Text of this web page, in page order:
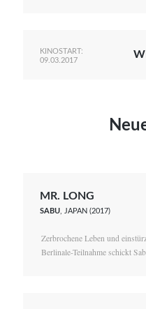
KINOSTART:
09.03.2017
MR. LONG
SABU, JAPAN (2017)
Zerbrochene Leben und
Berlinale-Teilnahme schickt